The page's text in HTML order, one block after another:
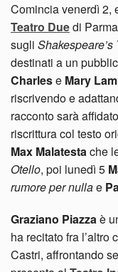
Comincia venerdì 2,
Teatro Duedi
sugli Shakespeare’s
destinati a un
Charlese Mary
riscrivendo e
racconto sarà
riscrittura col testo
Max Malatestache
Otello, poi lunedì 5
rumore per nullae
Graziano Piazzaè
ha recitato fra l’altro
Castri, affrontando